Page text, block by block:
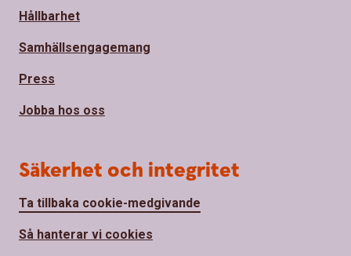
Hållbarhet
Samhällsengagemang
Press
Jobba hos oss
Säkerhet och integritet
Ta tillbaka cookie-medgivande
Så hanterar vi cookies